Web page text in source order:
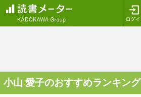
小山 愛子のおすすめランキング